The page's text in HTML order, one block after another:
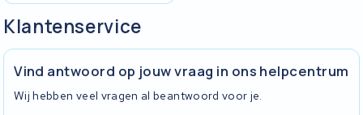
Klantenservice
Vind antwoord op jouw vraag in ons helpcentrum
Wij hebben veel vragen al beantwoord voor je.